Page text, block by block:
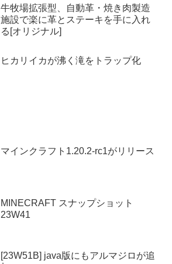
牛牧場拡張型、自動革・焼き肉製造
施設で楽に革とステーキを手に入れ
る[オリジナル]
ヒカリイカが沸く滝をトラップ化
マインクラフト1.20.2-rc1がリリース
MINECRAFT スナップショット
23W41
[23W51B] java版にもアルマジロが追